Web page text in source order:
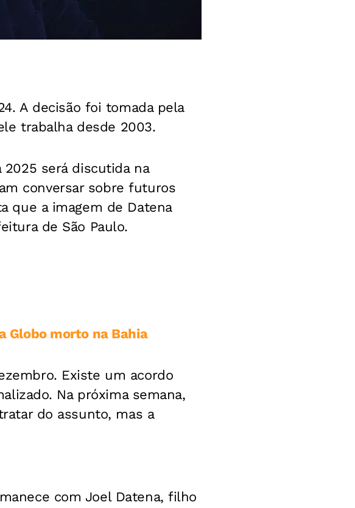
A decisão foi tomada pela
trabalha desde 2003.
2025 será discutida na
conversar sobre futuros
que a imagem de Datena
de São Paulo.
Globo morto na Bahia
Existe um acordo
Na próxima semana,
do assunto, mas a
com Joel Datena, filho